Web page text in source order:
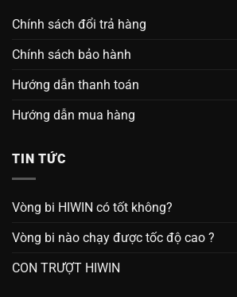
Chính sách đổi trả hàng
Chính sách bảo hành
Hướng dẫn thanh toán
Hướng dẫn mua hàng
TIN TỨC
Vòng bi HIWIN có tốt không?
Vòng bi nào chạy được tốc độ cao ?
CON TRƯỢT HIWIN